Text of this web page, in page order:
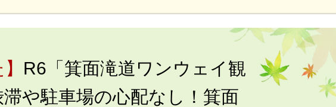
R6「箕面滝道ワンウェイ観
や駐車場の心配なし！箕面